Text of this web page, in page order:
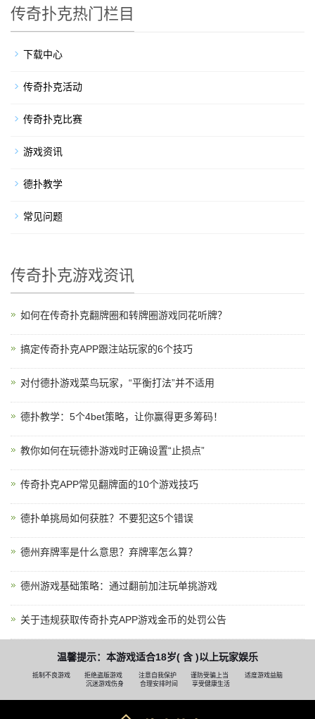
传奇扑克热门栏目
下载中心
传奇扑克活动
传奇扑克比赛
游戏资讯
德扑教学
常见问题
传奇扑克游戏资讯
如何在传奇扑克翻牌圈和转牌圈游戏同花听牌？
搞定传奇扑克APP跟注站玩家的6个技巧
对付德扑游戏菜鸟玩家，“平衡打法”并不适用
德扑教学：5个4bet策略，让你赢得更多筹码！
教你如何在玩德扑游戏时正确设置“止损点”
传奇扑克APP常见翻牌面的10个游戏技巧
德扑单挑局如何获胜？不要犯这5个错误
德州弃牌率是什么意思？弃牌率怎么算？
德州游戏基础策略：通过翻前加注玩单挑游戏
关于违规获取传奇扑克APP游戏金币的处罚公告
温馨提示：本游戏适合18岁( 含 )以上玩家娱乐
抵制不良游戏 拒绝盗版游戏 注意自我保护 谨防受骗上当
适度游戏益脑
沉迷游戏伤身
合理安排时间 享受健康生活